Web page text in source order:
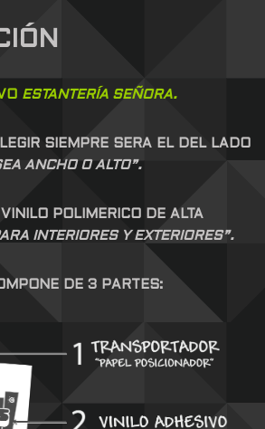
ESTANTERÍA SEÑORA.
SIEMPRE SERA EL DEL LADO
ANCHO O ALTO”.
POLIMERICO DE ALTA
INTERIORES Y EXTERIORES”.
DE 3 PARTES: